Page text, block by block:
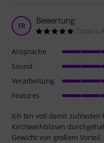
TR Bewertung
Tiziana
Ich bin voll damit zufrieden
Kirchweihblasen
Gewicht von großem
Ansprache
Sound
Verarbeitung
Features